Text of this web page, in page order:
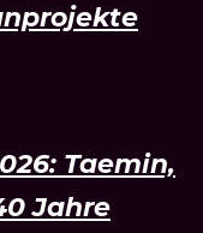
Taemin,
Jahre